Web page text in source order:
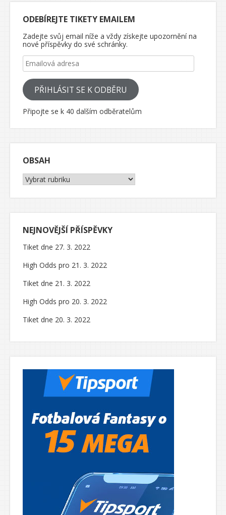
ODEBÍREJTE TIKETY EMAILEM
Zadejte svůj email níže a vždy získejte upozornění na
nové příspěvky do své schránky.
Emailová adresa
PŘIHLÁSIT SE K ODBĚRU
Připojte se k 40 dalším odběratelům
OBSAH
Obsah
NEJNOVĚJŠÍ PŘÍSPĚVKY
Tiket dne 27. 3. 2022
High Odds pro 21. 3. 2022
Tiket dne 21. 3. 2022
High Odds pro 20. 3. 2022
Tiket dne 20. 3. 2022